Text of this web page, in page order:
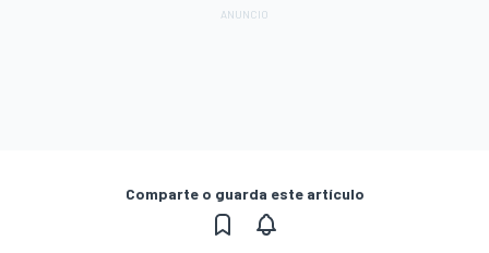
Comparte o guarda este artículo